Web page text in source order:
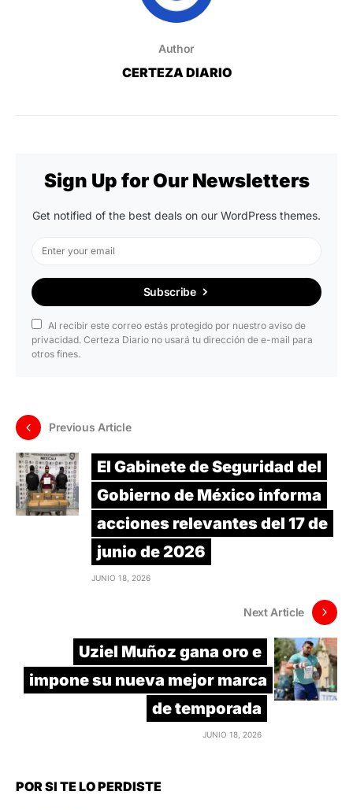
Author
CERTEZA DIARIO
Sign Up for Our Newsletters
Get notified of the best deals on our WordPress themes.
Subscribe
Al recibir este correo estás protegido por nuestro aviso de
privacidad. Certeza Diario no usará tu dirección de e-mail para
otros fines.
Previous Article
El Gabinete de Seguridad del
Gobierno de México informa
acciones relevantes del 17 de
junio de 2026
JUNIO 18, 2026
Next Article
Uziel Muñoz gana oro e
impone su nueva mejor marca
de temporada
JUNIO 18, 2026
POR SI TE LO PERDISTE